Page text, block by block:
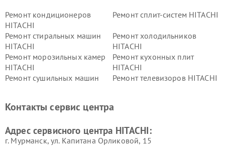
Ремонт кондиционеров
HITACHI
Ремонт сплит-систем HITACHI
Ремонт стиральных машин
HITACHI
Ремонт холодильников
HITACHI
Ремонт морозильных камер
HITACHI
Ремонт кухонных плит
HITACHI
Ремонт сушильных машин
Ремонт телевизоров HITACHI
данных HITACHI
HITACHI
HITACHI
HITACHI
Контакты сервис центра
Адрес сервисного центра HITACHI:
г. Мурманск, ул. Капитана Орликовой, 15